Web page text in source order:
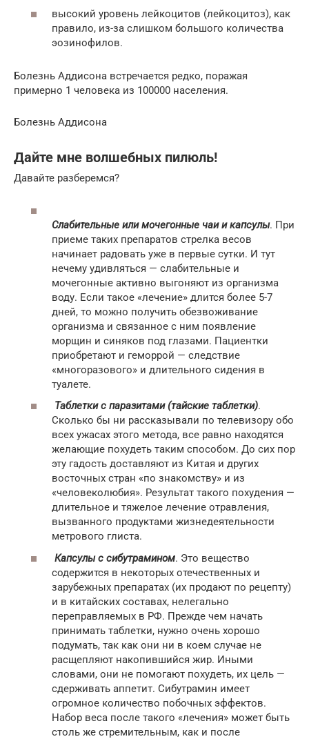
высокий уровень лейкоцитов (лейкоцитоз), как
правило, из-за слишком большого количества
эозинофилов.
Болезнь Аддисона встречается редко, поражая
примерно 1 человека из 100000 населения.
Болезнь Аддисона
Дайте мне волшебных пилюль!
Давайте разберемся?
Слабительные или мочегонные чаи и капсулы. При
приеме таких препаратов стрелка весов
начинает радовать уже в первые сутки. И тут
нечему удивляться — слабительные и
мочегонные активно выгоняют из организма
воду. Если такое «лечение» длится более 5-7
дней, то можно получить обезвоживание
организма и связанное с ним появление
морщин и синяков под глазами. Пациентки
приобретают и геморрой — следствие
«многоразового» и длительного сидения в
туалете.
Таблетки с паразитами (тайские таблетки).
Сколько бы ни рассказывали по телевизору обо
всех ужасах этого метода, все равно находятся
желающие похудеть таким способом. До сих пор
эту гадость доставляют из Китая и других
восточных стран «по знакомству» и из
«человеколюбия». Результат такого похудения —
длительное и тяжелое лечение отравления,
вызванного продуктами жизнедеятельности
метрового глиста.
Капсулы с сибутрамином. Это вещество
содержится в некоторых отечественных и
зарубежных препаратах (их продают по рецепту)
и в китайских составах, нелегально
переправляемых в РФ. Прежде чем начать
принимать таблетки, нужно очень хорошо
подумать, так как они ни в коем случае не
расщепляют накопившийся жир. Иными
словами, они не помогают похудеть, их цель —
сдерживать аппетит. Сибутрамин имеет
огромное количество побочных эффектов.
Набор веса после такого «лечения» может быть
столь же стремительным, как и после